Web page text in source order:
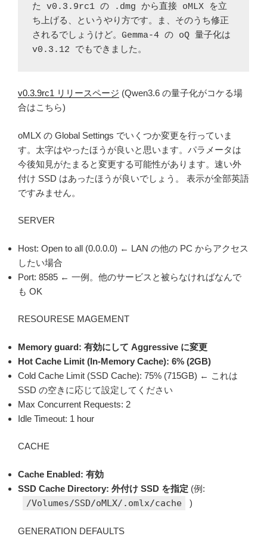
た v0.3.9rc1 の .dmg から直接 oMLX を立
ち上げる、というやり方です。ま、そのうち修正
されるでしょうけど。Gemma-4 の oQ 量子化は
v0.3.12 でもできました。
v0.3.9rc1 リリースページ (Qwen3.6 の量子化がコケる場
合はこちら)
oMLX の Global Settings でいくつか変更を行っていま
す。太字はやったほうが良いと思います。パラメータは
今後知見がたまると変更する可能性があります。速い外
付け SSD はあったほうが良いでしょう。 表示が全部英語
ですみません。
SERVER
Host: Open to all (0.0.0.0) ← LAN の他の PC からアクセス
したい場合
Port: 8585 ← 一例。他のサービスと被らなければなんで
も OK
RESOURESE MAGEMENT
Memory guard: 有効にして Aggressive に変更
Hot Cache Limit (In-Memory Cache): 6% (2GB)
Cold Cache Limit (SSD Cache): 75% (715GB) ← これは
SSD の空きに応じて設定してください
Max Concurrent Requests: 2
Idle Timeout: 1 hour
CACHE
Cache Enabled: 有効
SSD Cache Directory: 外付け SSD を指定 (例:
/Volumes/SSD/oMLX/.omlx/cache )
GENERATION DEFAULTS